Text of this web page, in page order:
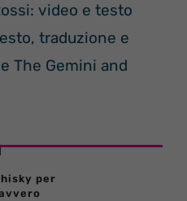
video e testo
traduzione e
The Gemini and
per